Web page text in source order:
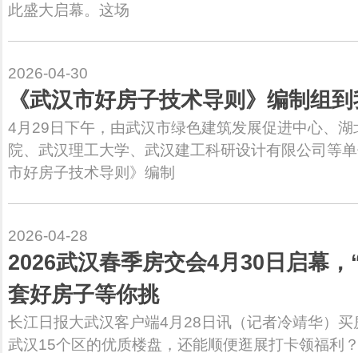
此盛大启幕。这场
2026-04-30
《武汉市好房子技术导则》编制组
4月29日下午，由武汉市绿色建筑发展促进中心、
院、武汉理工大学、武汉建工科研设计有限公司等
市好房子技术导则》编制
2026-04-28
2026武汉春季房交会4月30日启幕
套好房子等你挑
长江日报大武汉客户端4月28日讯（记者冷靖华）
武汉15个区的优质楼盘，还能顺便逛展打卡领福利